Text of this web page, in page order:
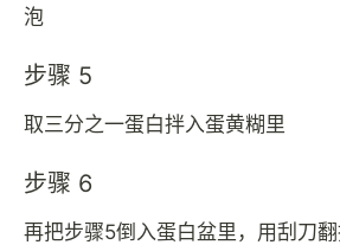
泡
步骤 5
取三分之一蛋白拌入蛋黄糊里
步骤 6
再把步骤5倒入蛋白盆里，用刮刀